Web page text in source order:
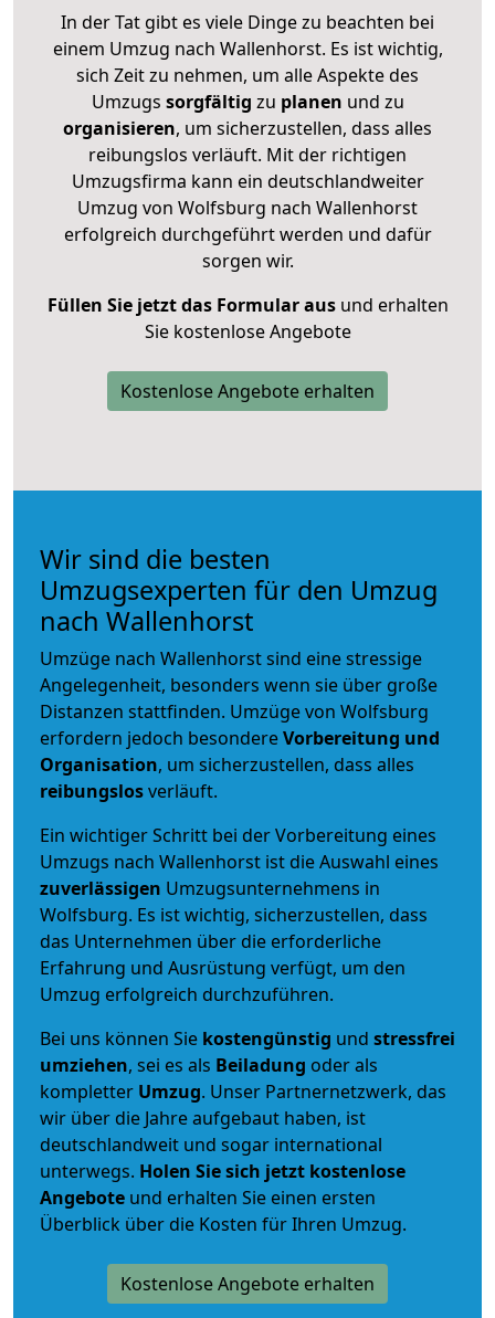
In der Tat gibt es viele Dinge zu beachten bei
einem Umzug nach Wallenhorst. Es ist wichtig,
sich Zeit zu nehmen, um alle Aspekte des
Umzugs sorgfältig zu planen und zu
organisieren, um sicherzustellen, dass alles
reibungslos verläuft. Mit der richtigen
Umzugsfirma kann ein deutschlandweiter
Umzug von Wolfsburg nach Wallenhorst
erfolgreich durchgeführt werden und dafür
sorgen wir.
Füllen Sie jetzt das Formular ausund erhalten
Sie kostenlose Angebote
Kostenlose Angebote erhalten
Wir sind die besten
Umzugsexperten für den Umzug
nach Wallenhorst
Umzüge nach Wallenhorst sind eine stressige
Angelegenheit, besonders wenn sie über große
Distanzen stattfinden. Umzüge von Wolfsburg
erfordern jedoch besondereVorbereitung und
Organisation, um sicherzustellen, dass alles
reibungslosverläuft.
Ein wichtiger Schritt bei der Vorbereitung eines
Umzugs nach Wallenhorst ist die Auswahl eines
zuverlässigen Umzugsunternehmens in
Wolfsburg. Es ist wichtig, sicherzustellen, dass
das Unternehmen über die erforderliche
Erfahrung und Ausrüstung verfügt, um den
Umzug erfolgreich durchzuführen.
Bei uns können Sie kostengünstig und stressfrei
umziehen, sei es als Beiladung oder als
kompletter Umzug. Unser Partnernetzwerk, das
wir über die Jahre aufgebaut haben, ist
deutschlandweit und sogar international
unterwegs. Holen Sie sich jetzt kostenlose
Angebote und erhalten Sie einen ersten
Überblick über die Kosten für Ihren Umzug.
Kostenlose Angebote erhalten